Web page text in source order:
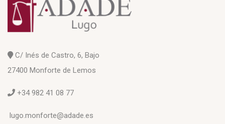
C/ Inés de Castro, 6, Bajo
27400 Monforte de Lemos
+34 982 41 08 77
lugo.monforte@adade.es